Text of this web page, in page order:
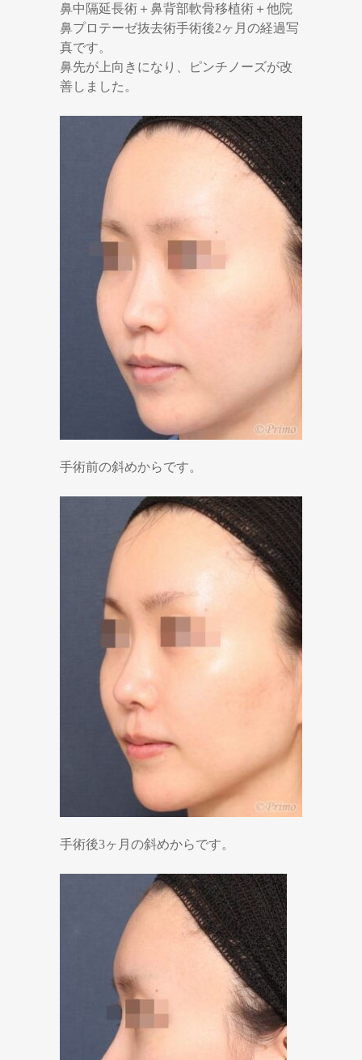
鼻中隔延長術＋鼻背部軟骨移植術＋他院
鼻プロテーゼ抜去術手術後2ヶ月の経過写
真です。
鼻先が上向きになり、ピンチノーズが改
善しました。
手術前の斜めからです。
手術後3ヶ月の斜めからです。